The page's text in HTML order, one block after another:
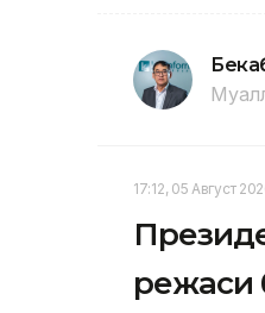
17:12, 05 Август
режаси